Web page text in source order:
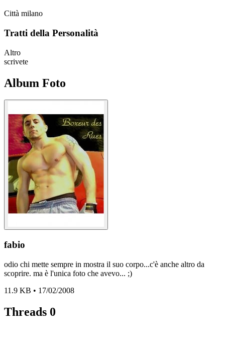
Città milano
Tratti della Personalità
Altro
scrivete
Album Foto
fabio
odio chi mette sempre in mostra il suo corpo...c'è anche altro da
scoprire. ma è l'unica foto che avevo... ;)
11.9 KB • 17/02/2008
Threads 0